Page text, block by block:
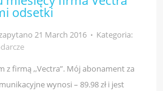
odsetki
21 March 2016 ⋅ Kategoria:
z firmą ,,Vectra”. Mój abonament za
wynosi – 89.98 zł i jest